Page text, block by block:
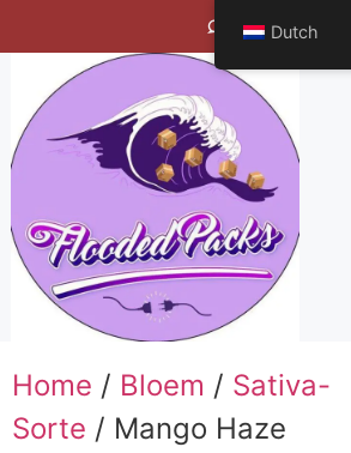
Bengals Vineyard
Home / Bloem / Sativa-
Sorte / Mango Haze
Dutch